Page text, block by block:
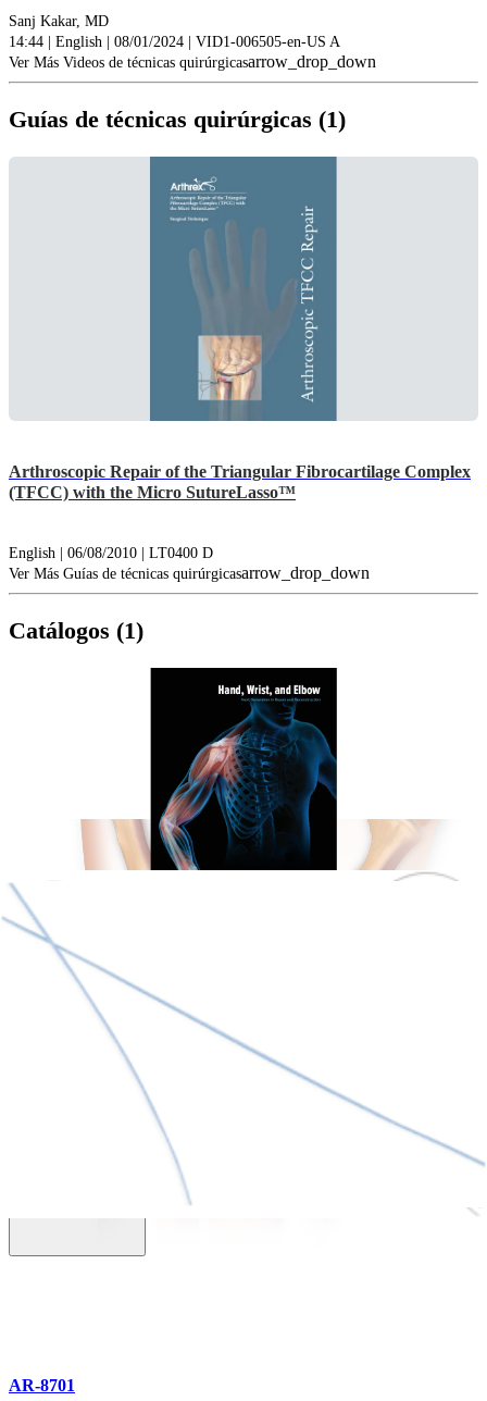
Sanj Kakar, MD
14:44 | English | 08/01/2024 | VID1-006505-en-US A
Ver Más Videos de técnicas quirúrgicasarrow_drop_down
Guías de técnicas quirúrgicas (1)
Arthroscopic Repair of the Triangular Fibrocartilage Complex
(TFCC) with the Micro SutureLasso™
English | 06/08/2010 | LT0400 D
Ver Más Guías de técnicas quirúrgicasarrow_drop_down
Catálogos (1)
Hand, Wrist, and Elbow: Next Generation in Repair and
Reconstruction
English | 10/24/2024 | LB1-0415-en-US AB
arrow_drop_down
AR-8701